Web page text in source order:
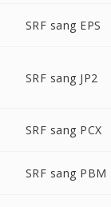
SRF sang EPS
SRF sang JP2
SRF sang PCX
SRF sang PBM